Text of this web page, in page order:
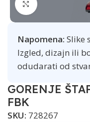
Click to
Napomena: Slike
Izgled, dizajn ili
odudarati od
GORENJE
FBK
SKU: 728267